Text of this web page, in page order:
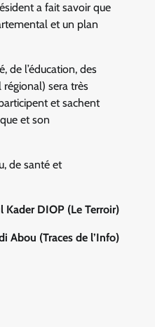
a fait savoir que
et un plan
de l’éducation, des
sera très
et sachent
et son
de santé et
Kader DIOP (Le Terroir)
Abou (Traces de l’Info)